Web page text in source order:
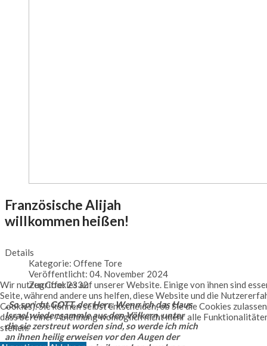
Französische Alijah
willkommen heißen!
Details
Kategorie: Offene Tore
Veröffentlicht: 04. November 2024
Zugriffe: 2332
„So spricht GOTT, der Herr: Wenn ich das Haus
Israel wieder sammle aus den Völkern, unter
die sie zerstreut worden sind, so werde ich mich
an ihnen heilig erweisen vor den Augen der
Wir nutzen Cookies auf unserer Website. Einige von ihnen sind
Seite, während andere uns helfen, diese Website und die
Cookies). Sie können selbst entscheiden, ob Sie die Cookies
dass bei einer Ablehnung womöglich nicht mehr alle
stehen.